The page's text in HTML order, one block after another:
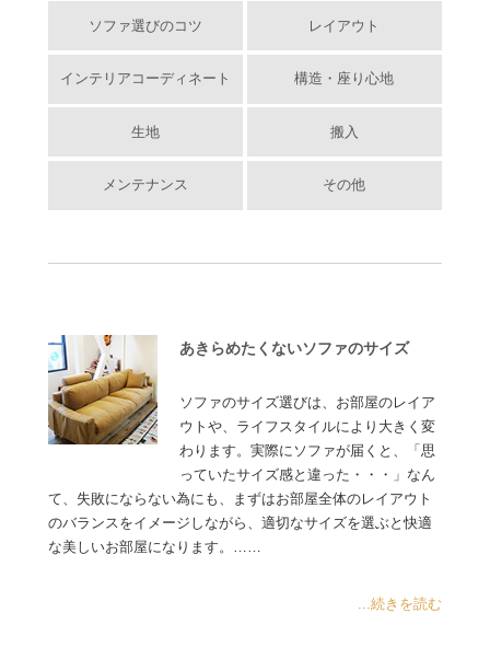
ソファ選びのコツ レイアウト
インテリアコーディネート 構造・座り心地
生地 搬入
メンテナンス その他
あきらめたくないソファのサイズ
ソファのサイズ選びは、お部屋のレイア
ウトや、ライフスタイルにより大きく変
わります。実際にソファが届くと、「思
っていたサイズ感と違った・・・」なん
て、失敗にならない為にも、まずはお部屋全体のレイアウト
のバランスをイメージしながら、適切なサイズを選ぶと快適
な美しいお部屋になります。……
...続きを読む